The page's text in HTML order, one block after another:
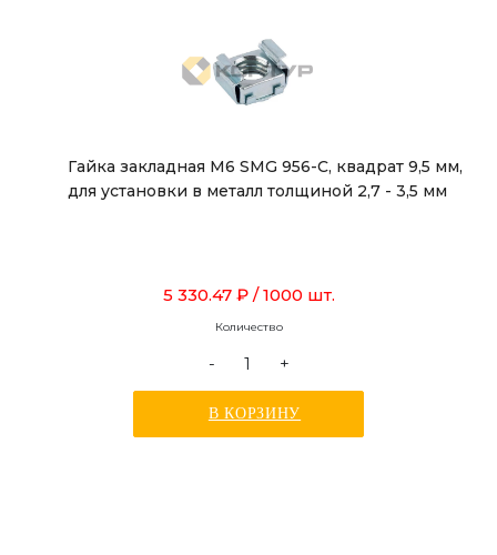
Гайка закладная М6 SMG 956-C, квадрат 9,5 мм,
для установки в металл толщиной 2,7 - 3,5 мм
5 330.47 ₽ / 1000 шт.
Количество
- +
В КОРЗИНУ